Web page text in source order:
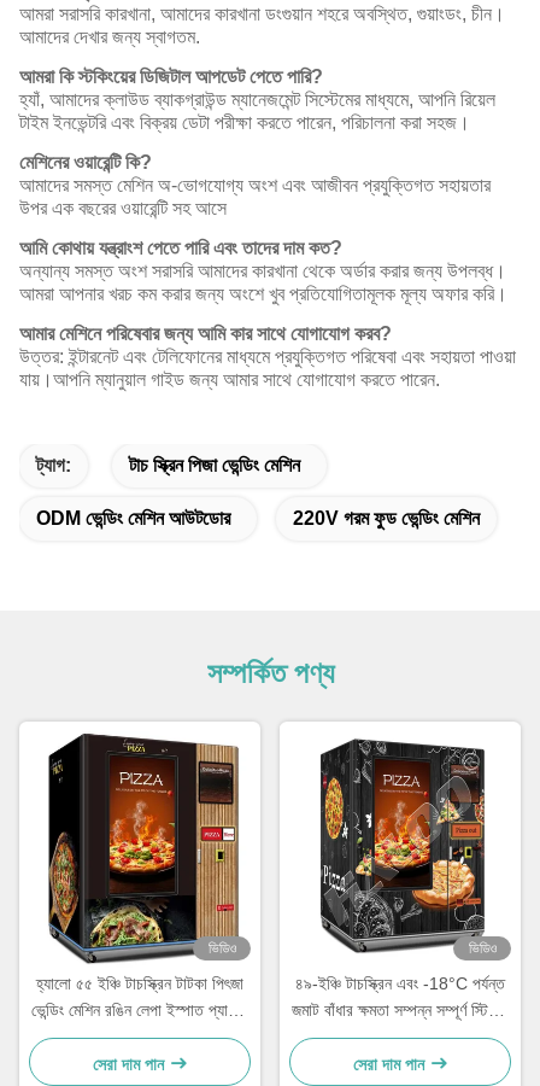
আমরা সরাসরি কারখানা, আমাদের কারখানা ডংগুয়ান শহরে অবস্থিত, গুয়াংডং, চীন।
আমাদের দেখার জন্য স্বাগতম.
আমরা কি স্টকিংয়ের ডিজিটাল আপডেট পেতে পারি?
হ্যাঁ, আমাদের ক্লাউড ব্যাকগ্রাউন্ড ম্যানেজমেন্ট সিস্টেমের মাধ্যমে, আপনি রিয়েল
টাইম ইনভেন্টরি এবং বিক্রয় ডেটা পরীক্ষা করতে পারেন, পরিচালনা করা সহজ।
মেশিনের ওয়ারেন্টি কি?
আমাদের সমস্ত মেশিন অ-ভোগযোগ্য অংশ এবং আজীবন প্রযুক্তিগত সহায়তার
উপর এক বছরের ওয়ারেন্টি সহ আসে
আমি কোথায় যন্ত্রাংশ পেতে পারি এবং তাদের দাম কত?
অন্যান্য সমস্ত অংশ সরাসরি আমাদের কারখানা থেকে অর্ডার করার জন্য উপলব্ধ।
আমরা আপনার খরচ কম করার জন্য অংশে খুব প্রতিযোগিতামূলক মূল্য অফার করি।
আমার মেশিনে পরিষেবার জন্য আমি কার সাথে যোগাযোগ করব?
উত্তর: ইন্টারনেট এবং টেলিফোনের মাধ্যমে প্রযুক্তিগত পরিষেবা এবং সহায়তা পাওয়া
যায়।আপনি ম্যানুয়াল গাইড জন্য আমার সাথে যোগাযোগ করতে পারেন.
ট্যাগ: টাচ স্ক্রিন পিজা ভেন্ডিং মেশিন
ODM ভেন্ডিং মেশিন আউটডোর 220V গরম ফুড ভেন্ডিং মেশিন
সম্পর্কিত পণ্য
ভিডিও
হ্যালো ৫৫ ইঞ্চি টাচস্ক্রিন টাটকা পিৎজা
ভেন্ডিং মেশিন রঙিন লেপা ইস্পাত প্যানেল
ফেনা
সেরা দাম পান
ভিডিও
৪৯-ইঞ্চি টাচস্ক্রিন এবং -18°C পর্যন্ত
জমাট বাঁধার ক্ষমতা সম্পন্ন সম্পূর্ণ স্টিলের
দরজার ফ্রেমযুক্ত পিৎজা ভেন্ডিং মেশিন
সেরা দাম পান